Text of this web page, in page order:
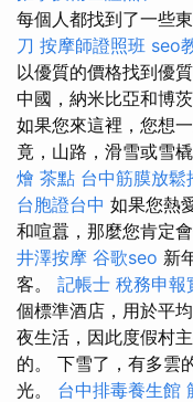
每個人都找到了一些東
刀 按摩師證照班 seo
以優質的價格找到優
中國，納米比亞和博
如果您來這裡，您想
竟，山路，滑雪或雪
燴 茶點 台中筋膜放鬆
台胞證台中 如果您熱
和喧囂，那麼您肯定
井澤按摩 谷歌seo 新
客。 記帳士 稅務申報
個標準酒店，用於平
夜生活，因此度假村
的。 下雪了，有多雲
光。 台中排毒養生館